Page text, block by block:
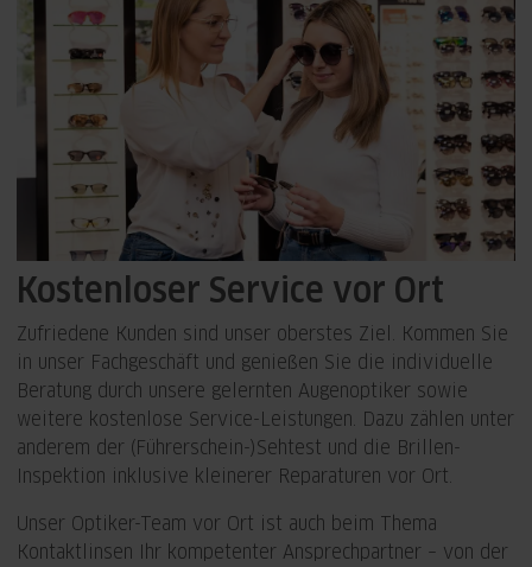
Kostenloser Service vor Ort
Zufriedene Kunden sind unser oberstes Ziel. Kommen Sie
in unser Fachgeschäft und genießen Sie die individuelle
Beratung durch unsere gelernten Augenoptiker sowie
weitere kostenlose Service-Leistungen. Dazu zählen unter
anderem der (Führerschein-)Sehtest und die Brillen-
Inspektion inklusive kleinerer Reparaturen vor Ort.
Unser Optiker-Team vor Ort ist auch beim Thema
Kontaktlinsen Ihr kompetenter Ansprechpartner – von der